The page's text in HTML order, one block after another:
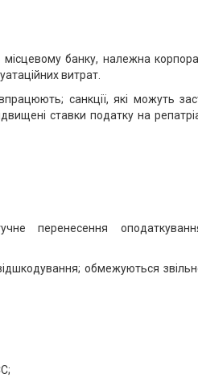
банку, належна
витрат.
санкції, які можуть
ставки податку на
перенесення
обмежуються